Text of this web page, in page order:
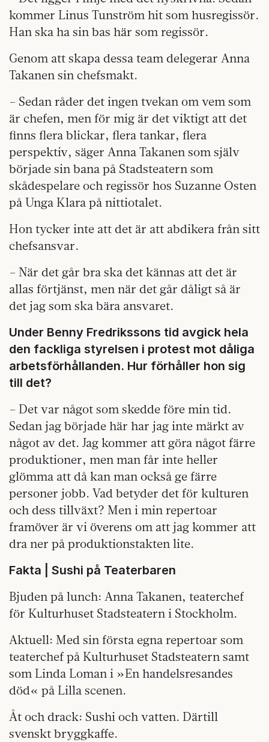
kommer Linus Tunström hit som husregissör.
Han ska ha sin bas här som regissör.
Genom att skapa dessa team delegerar Anna
Takanen sin chefsmakt.
– Sedan råder det ingen tvekan om vem som
är chefen, men för mig är det viktigt att det
finns flera blickar, flera tankar, flera
perspektiv, säger Anna Takanen som själv
började sin bana på Stadsteatern som
skådespelare och regissör hos Suzanne Osten
på Unga Klara på nittiotalet.
Hon tycker inte att det är att abdikera från sitt
chefsansvar.
– När det går bra ska det kännas att det är
allas förtjänst, men när det går dåligt så är
det jag som ska bära ansvaret.
Under Benny Fredrikssons tid avgick hela
den fackliga styrelsen i protest mot dåliga
arbetsförhållanden. Hur förhåller hon sig
till det?
– Det var något som skedde före min tid.
Sedan jag började här har jag inte märkt av
något av det. Jag kommer att göra något färre
produktioner, men man får inte heller
glömma att då kan man också ge färre
personer jobb. Vad betyder det för kulturen
och dess tillväxt? Men i min repertoar
framöver är vi överens om att jag kommer att
dra ner på produktionstakten lite.
Fakta | Sushi på Teaterbaren
Bjuden på lunch: Anna Takanen, teaterchef
för Kulturhuset Stadsteatern i Stockholm.
Aktuell: Med sin första egna repertoar som
teaterchef på Kulturhuset Stadsteatern samt
som Linda Loman i »En handelsresandes
död« på Lilla scenen.
Åt och drack: Sushi och vatten. Därtill
svenskt bryggkaffe.